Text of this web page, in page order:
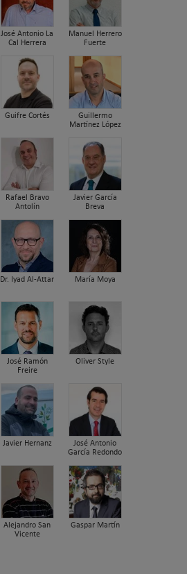
José Antonio La
Cal Herrera
Manuel Herrero
Fuerte
Guifre Cortés
Guillermo
Martínez López
Rafael Bravo
Antolín
Javier García
Breva
Dr. Iyad Al-Attar María Moya
José Ramón
Freire
Oliver Style
Javier Hernanz
José Antonio
García Redondo
Alejandro San
Vicente
Gaspar Martín